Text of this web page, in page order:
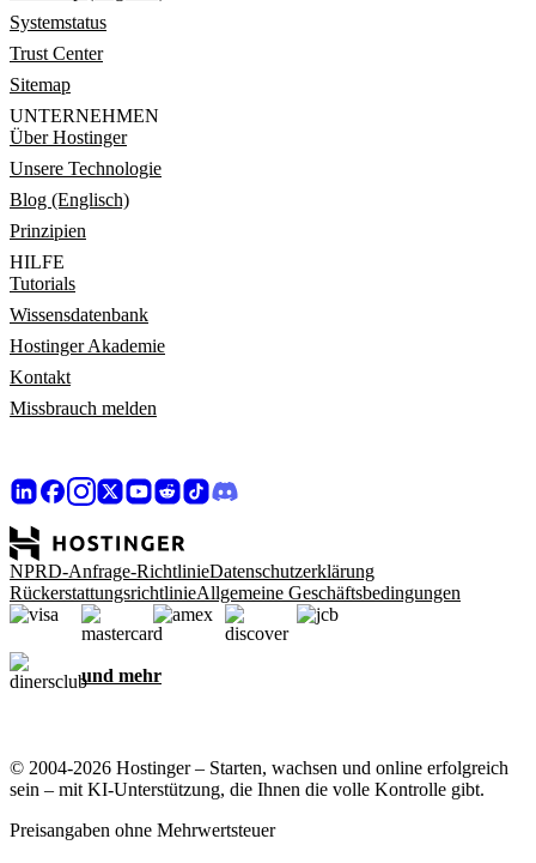
Systemstatus
Trust Center
Sitemap
UNTERNEHMEN
Über Hostinger
Unsere Technologie
Blog (Englisch)
Prinzipien
HILFE
Tutorials
Wissensdatenbank
Hostinger Akademie
Kontakt
Missbrauch melden
NPRD-Anfrage-RichtlinieDatenschutzerklärung
RückerstattungsrichtlinieAllgemeine Geschäftsbedingungen
und mehr
© 2004-2026 Hostinger – Starten, wachsen und online erfolgreich
sein – mit KI-Unterstützung, die Ihnen die volle Kontrolle gibt.
Preisangaben ohne Mehrwertsteuer